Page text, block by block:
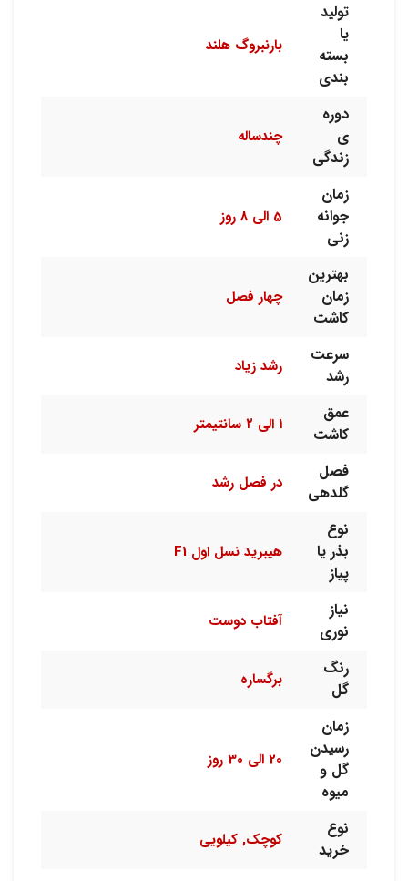
تولید
یا
بسته
بندی
بارنبروگ هلند
دوره
ی
زندگی
چندساله
زمان
جوانه
زنی
5 الی 8 روز
بهترین
زمان
کاشت
چهار فصل
سرعت
رشد
رشد زیاد
عمق
کاشت
۱ الی ۲ سانتیمتر
فصل
گلدهی
در فصل رشد
نوع
بذر یا
پیاز
هیبرید نسل اول F1
نیاز
نوری
آفتاب دوست
رنگ
گل
برگساره
زمان
رسیدن
گل و
میوه
20 الی 30 روز
نوع
خرید
کوچک, کیلویی